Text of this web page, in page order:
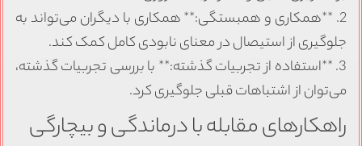
2. **همکاری و همبستگی:** همکاری با دیگران می‌تواند به
جلوگیری از استیصال در معنای نابودی کامل کمک کند.
3. **استفاده از تجربیات گذشته:** با بررسی تجربیات گذشته،
می‌توان از اشتباهات قبلی جلوگیری کرد.
راهکارهای مقابله با درماندگی و بیچارگی